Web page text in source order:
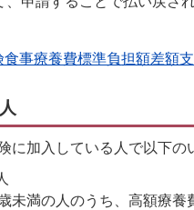
食事療養費標準負担額差額
に加入している人で以下の
未満の人のうち、高額療